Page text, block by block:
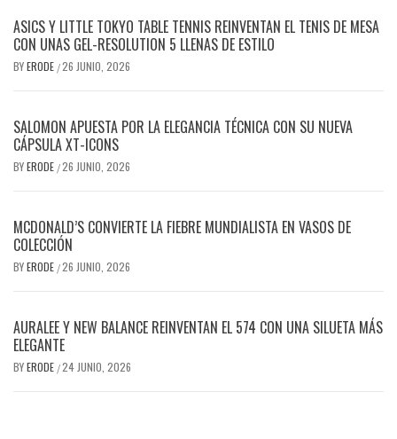
ASICS Y LITTLE TOKYO TABLE TENNIS REINVENTAN EL TENIS DE MESA
CON UNAS GEL-RESOLUTION 5 LLENAS DE ESTILO
BYERODE /26 JUNIO, 2026
SALOMON APUESTA POR LA ELEGANCIA TÉCNICA CON SU NUEVA
CÁPSULA XT-ICONS
BYERODE /26 JUNIO, 2026
MCDONALD’S CONVIERTE LA FIEBRE MUNDIALISTA EN VASOS DE
COLECCIÓN
BYERODE /26 JUNIO, 2026
AURALEE Y NEW BALANCE REINVENTAN EL 574 CON UNA SILUETA MÁS
ELEGANTE
BYERODE /24 JUNIO, 2026